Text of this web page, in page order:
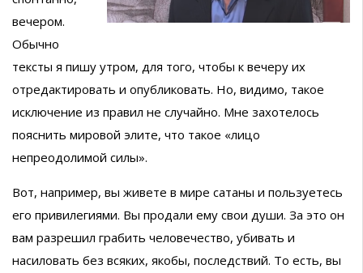
вечером.
Обычно
тексты я пишу утром, для того, чтобы к вечеру их
отредактировать и опубликовать. Но, видимо, такое
исключение из правил не случайно. Мне захотелось
пояснить мировой элите, что такое «лицо
непреодолимой силы».
Вот, например, вы живете в мире сатаны и пользуетесь
его привилегиями. Вы продали ему свои души. За это он
вам разрешил грабить человечество, убивать и
насиловать без всяких, якобы, последствий. То есть, вы